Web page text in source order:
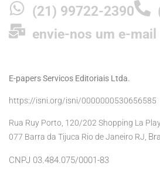
(21) 99722-2390
envie-nos um e-mail
E-papers Servicos Editoriais Ltda.
https://isni.org/isni/0000000530656585
Rua Ruy Porto, 120/202 Shopping La
077 Barra da Tijuca Rio de Janeiro RJ,
CNPJ 03.484.075/0001-83